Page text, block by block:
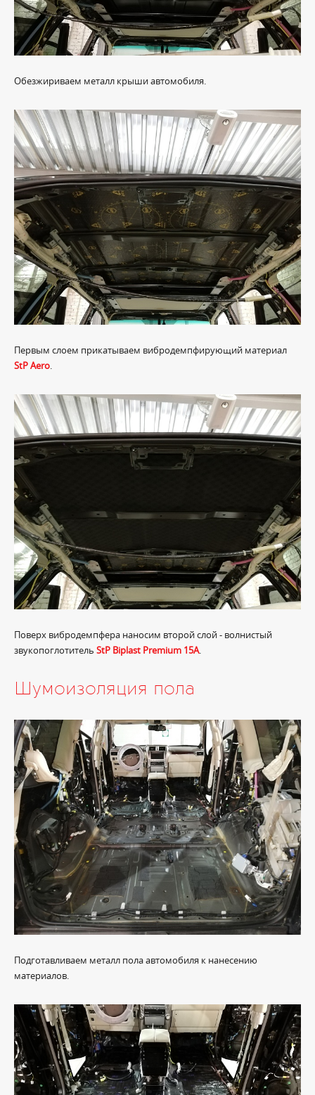
Обезжириваем металл крыши автомобиля.
Первым слоем прикатываем вибродемпфирующий материал
StP Aero.
Поверх вибродемпфера наносим второй слой - волнистый
звукопоглотитель StP Biplast Premium 15A.
Шумоизоляция пола
Подготавливаем металл пола автомобиля к нанесению
материалов.